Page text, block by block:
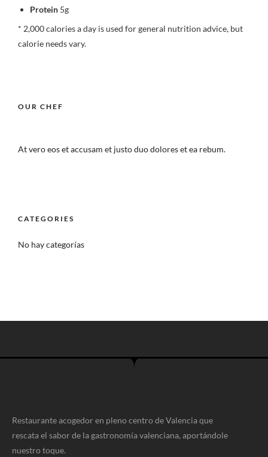
Protein 5g
* 2,000 calories a day is used for general nutrition advice, but
calorie needs vary.
OUR CHEF
At vero eos et accusam et justo duo dolores et ea rebum.
CATEGORIES
No hay categorías
Restaurante acogedor en pleno centro de Valencia que
rescata el sabor de la gastronomía valenciana, aportándole
nuestro toque.